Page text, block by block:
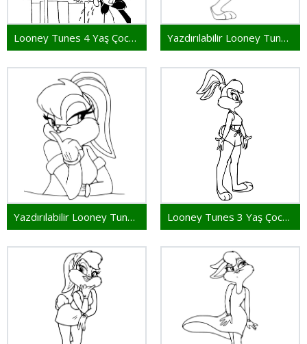
Looney Tunes 4 Yaş Çocuklar İçin Yazdırılabilir Looney Tunes Resim
Yazdırılabilir Looney Tunes Çocuklar İçin Looney Tunes 3 Yaş Çocuklar İçin